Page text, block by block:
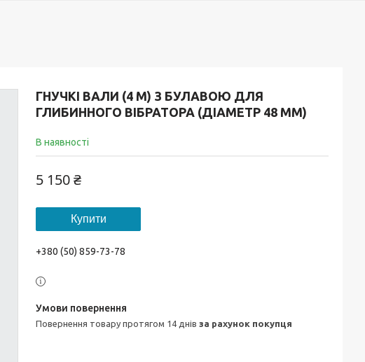
ГНУЧКІ ВАЛИ (4 М) З БУЛАВОЮ ДЛЯ
ГЛИБИННОГО ВІБРАТОРА (ДІАМЕТР 48 ММ)
В наявності
5 150 ₴
Купити
+380 (50) 859-73-78
повернення товару протягом 14 днів за рахунок покупця